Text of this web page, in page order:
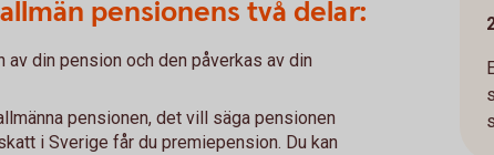
pensionens två delar:
din pension och den påverkas av din
pensionen, det vill säga pensionen
i Sverige får du premiepension. Du kan